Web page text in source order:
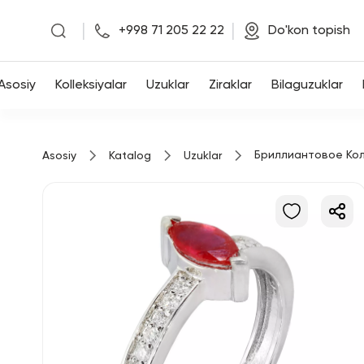
Asosiy
+998 71 205 22 22 Do'kon topish
Kolleksiyalar Uzuklar Ziraklar Bilaguzuklar
Asosiy Katalog Uzuklar Бриллиантовое